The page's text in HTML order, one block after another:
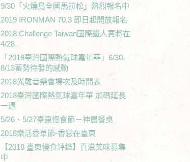
9/30「火燒島全國馬拉松」熱烈報名中
2019 IRONMAN 70.3 即日起開放報名
2018 Challenge Taiwan國際鐵人賽將在
4/28
「2018臺灣國際熱氣球嘉年華」6/30-
8/13蓄勢待發的感動
2018光雕音樂會場次及時間表
2018臺灣國際熱氣球嘉年華 加碼延長
一週
5/26、5/27臺東慢食節－神農餐桌
2018樂活香草節-香戀在臺東
【2018 臺東慢食評鑑】真滋美味募集
中